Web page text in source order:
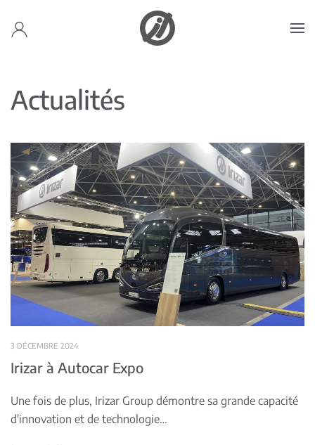
Accéder au contenu principal
Actualités
3 DÉCEMBRE 2024
Irizar à Autocar Expo
Une fois de plus, Irizar Group démontre sa grande capacité
d'innovation et de technologie…